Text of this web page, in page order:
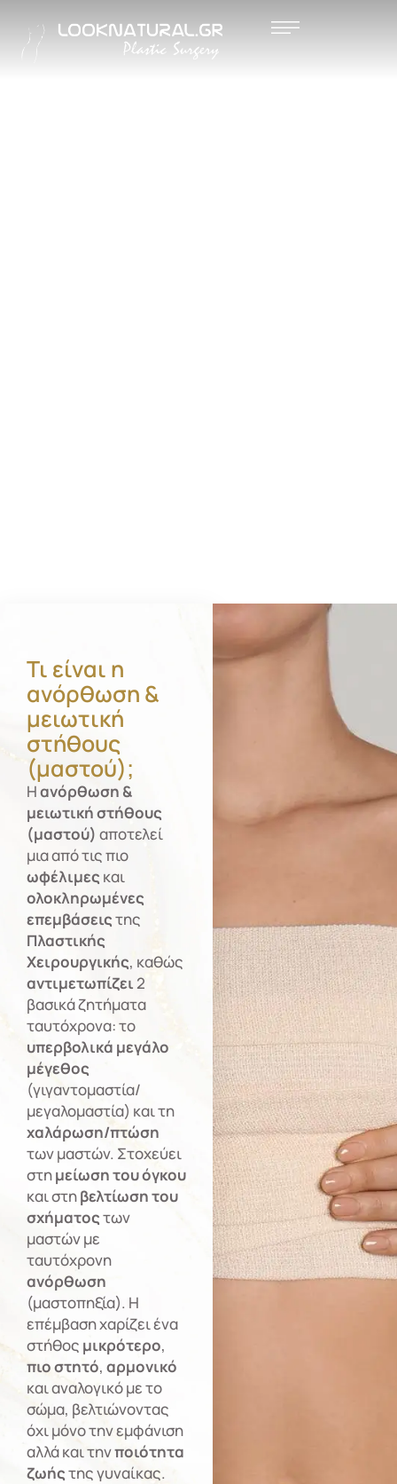
Τι είναι η
ανόρθωση &
μειωτική
στήθους
(μαστού);
Ηανόρθωση &
μειωτική στήθους
(μαστού) αποτελεί
μια από τις πιο
ωφέλιμες και
ολοκληρωμένες
επεμβάσειςτης
Πλαστικής
Χειρουργικής, καθώς
αντιμετωπίζει 2
βασικά ζητήματα
ταυτόχρονα: το
υπερβολικά μεγάλο
μέγεθος
(γιγαντομαστία/
μεγαλομαστία) και τη
χαλάρωση/πτώση
των μαστών. Στοχεύει
στημείωση του όγκου
και στηβελτίωση του
σχήματοςτων
μαστών με
ταυτόχρονη
ανόρθωση
(μαστοπηξία). Η
επέμβαση χαρίζει ένα
στήθος μικρότερο,
πιο στητό, αρμονικό
και αναλογικό με το
σώμα, βελτιώνοντας
όχι μόνο την εμφάνιση
αλλά και τηνποιότητα
ζωήςτης γυναίκας.